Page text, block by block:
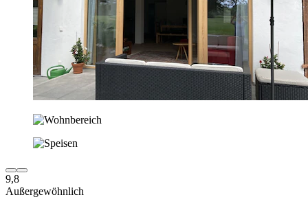
9,8
Außergewöhnlich